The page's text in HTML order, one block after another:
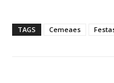
TAGS Cemeaes